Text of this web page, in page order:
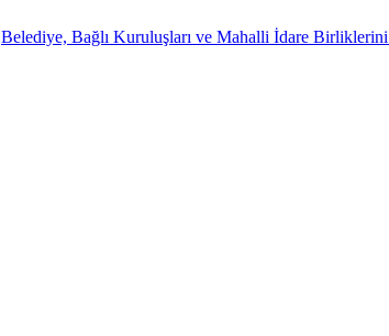
Belediye, Bağlı Kuruluşları ve Mahalli İdare